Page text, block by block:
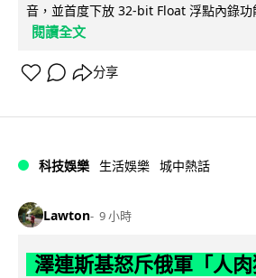
音，並首度下放 32-bit Float 浮點內錄功
閱讀全文
分享
科技娛樂 生活娛樂 城中熱話
Lawton 9 小時
澤連斯基怒斥俄軍「人